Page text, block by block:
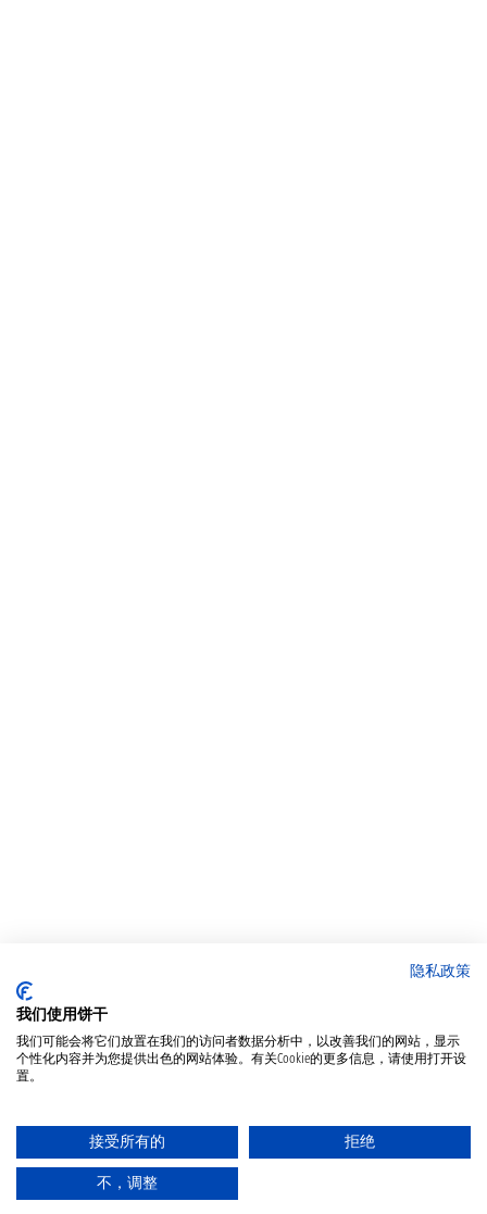
隐私政策
我们使用饼干
我们可能会将它们放置在我们的访问者数据分析中，以改善我们的网站，显示
个性化内容并为您提供出色的网站体验。有关Cookie的更多信息，请使用打开设
置。
接受所有的 拒绝
不，调整